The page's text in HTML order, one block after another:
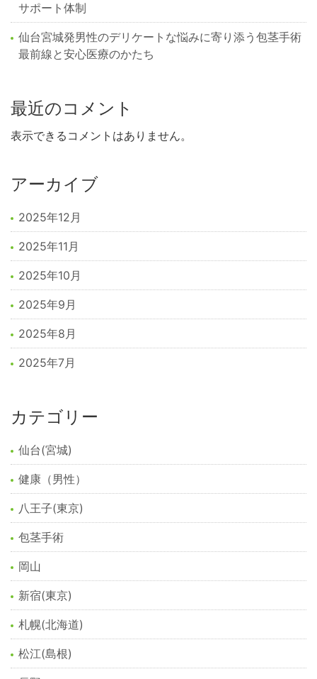
サポート体制
仙台宮城発男性のデリケートな悩みに寄り添う包茎手術
最前線と安心医療のかたち
最近のコメント
表示できるコメントはありません。
アーカイブ
2025年12月
2025年11月
2025年10月
2025年9月
2025年8月
2025年7月
カテゴリー
仙台(宮城)
健康（男性）
八王子(東京)
包茎手術
岡山
新宿(東京)
札幌(北海道)
松江(島根)